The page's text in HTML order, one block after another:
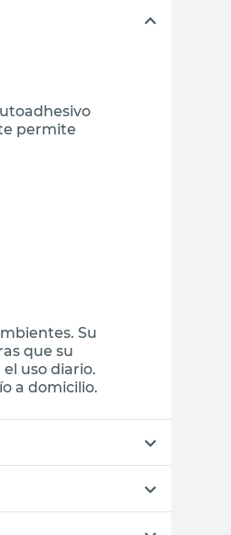
permite
Su
que su
uso diario.
a domicilio.